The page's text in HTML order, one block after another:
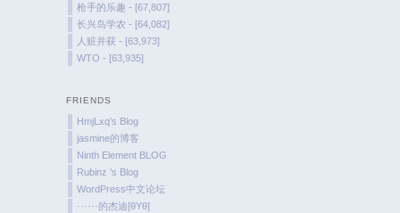
枪手的乐趣 - [67,807]
长兴岛学农 - [64,082]
人赃并获 - [63,973]
WTO - [63,935]
FRIENDS
HmjLxq's Blog
jasmine的博客
Ninth Element BLOG
Rubinz ’s Blog
WordPress中文论坛
······的杰迪[θYθ]